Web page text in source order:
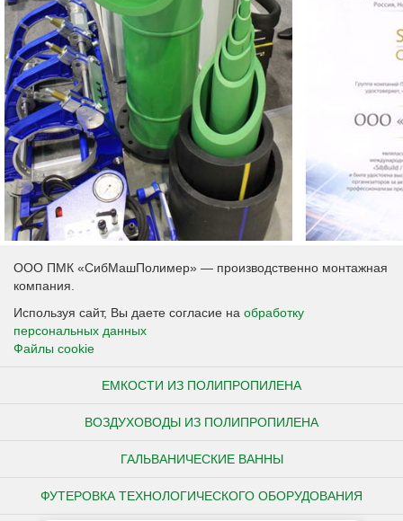
ООО ПМК «СибМашПолимер» — производственно монтажная
компания.
Используя сайт, Вы даете согласие на обработку
персональных данных
Файлы cookie
ЕМКОСТИ ИЗ ПОЛИПРОПИЛЕНА
ВОЗДУХОВОДЫ ИЗ ПОЛИПРОПИЛЕНА
ГАЛЬВАНИЧЕСКИЕ ВАННЫ
ФУТЕРОВКА ТЕХНОЛОГИЧЕСКОГО ОБОРУДОВАНИЯ